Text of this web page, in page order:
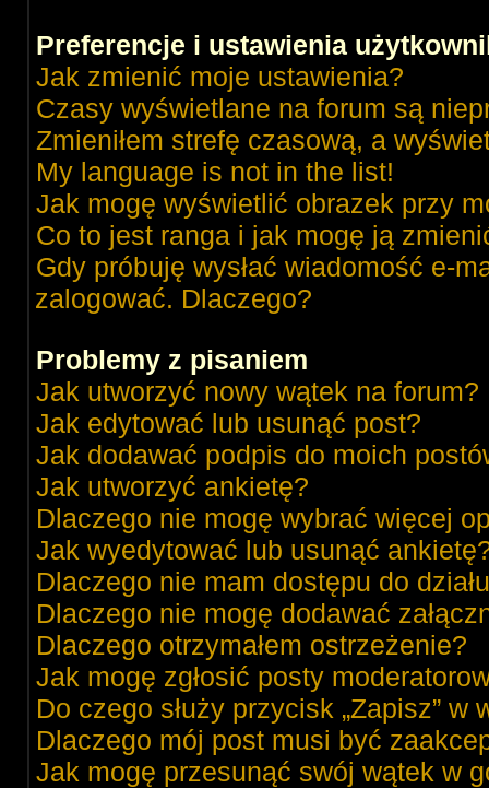
Preferencje i ustawienia
Jak zmienić moje ustawienia?
Czasy wyświetlane na forum są
Zmieniłem strefę czasową, a
My language is not in the list!
Jak mogę wyświetlić obrazek przy
Co to jest ranga i jak mogę ją
Gdy próbuję wysłać wiadomość e-
zalogować. Dlaczego?
Problemy z pisaniem
Jak utworzyć nowy wątek na forum?
Jak edytować lub usunąć post?
Jak dodawać podpis do moich
Jak utworzyć ankietę?
Dlaczego nie mogę wybrać więcej
Jak wyedytować lub usunąć
Dlaczego nie mam dostępu do
Dlaczego nie mogę dodawać
Dlaczego otrzymałem ostrzeżenie?
Jak mogę zgłosić posty
Do czego służy przycisk „Zapisz”
Dlaczego mój post musi być
Jak mogę przesunąć swój wątek w